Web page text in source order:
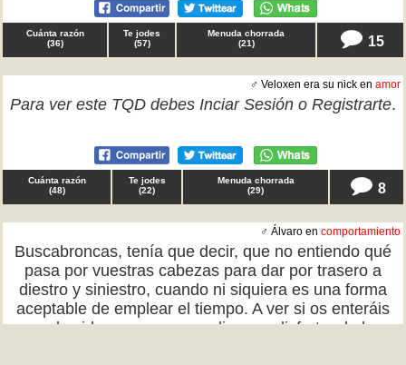
Cuánta razón
(36)
Te jodes
(57)
Menuda chorrada
(21) 15
♂ Veloxen era su nick en amor
Para ver este TQD debes Inciar Sesión o Registrarte.
Cuánta razón
(48)
Te jodes
(22)
Menuda chorrada
(29) 8
♂ Álvaro en comportamiento
Buscabroncas, tenía que decir, que no entiendo qué
pasa por vuestras cabezas para dar por trasero a
diestro y siniestro, cuando ni siquiera es una forma
aceptable de emplear el tiempo. A ver si os enteráis
que la vida es para ganar dinero y disfrutar de las